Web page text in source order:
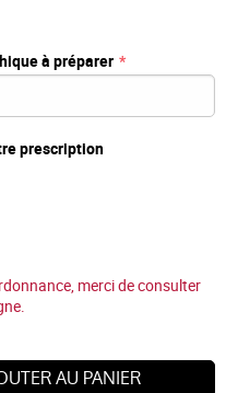
à préparer
prescription
merci de consulter
AU PANIER